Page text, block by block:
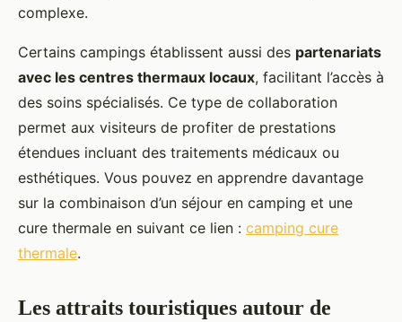
complexe.
Certains campings établissent aussi des partenariats
avec les centres thermaux locaux, facilitant l’accès à
des soins spécialisés. Ce type de collaboration
permet aux visiteurs de profiter de prestations
étendues incluant des traitements médicaux ou
esthétiques. Vous pouvez en apprendre davantage
sur la combinaison d’un séjour en camping et une
cure thermale en suivant ce lien : camping cure
thermale.
Les attraits touristiques autour de